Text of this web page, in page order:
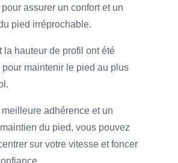
assurer un confort et un
pied irréprochable.
la hauteur de profil ont été
maintenir le pied au plus
adhérence et un
du pied, vous pouvez
sur votre vitesse et foncer